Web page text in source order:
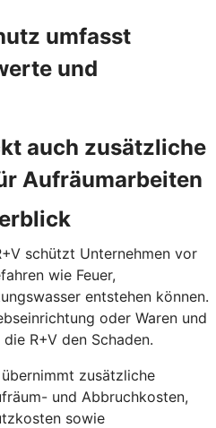
umfasst
und
auch zusätzliche
Aufräumarbeiten
schützt Unternehmen vor
wie Feuer,
entstehen können.
oder Waren und
R+V den Schaden.
zusätzliche
und Abbruchkosten,
sowie